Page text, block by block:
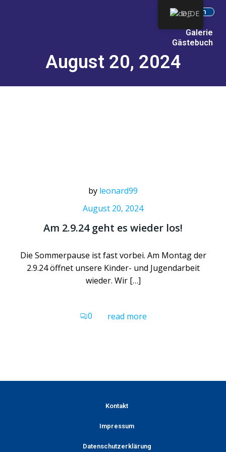
Intern
Galerie
Gästebuch
August 20, 2024
by leonard99
August 20, 2024
Am 2.9.24 geht es wieder los!
Die Sommerpause ist fast vorbei. Am Montag der
2.9.24 öffnet unsere Kinder- und Jugendarbeit
wieder. Wir […]
0 read more
Kontakt
Impressum
Datenschutzerklärung
DE